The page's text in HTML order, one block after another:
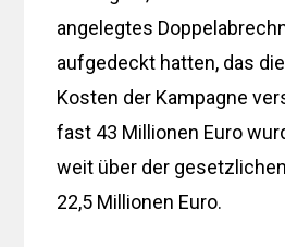
angelegtes
aufgedeckt hatten, das
Kosten der Kampagne
fast 43 Millionen Euro
weit über der
22,5 Millionen Euro.